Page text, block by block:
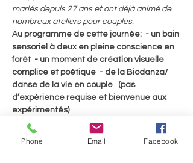
mariés depuis 27 ans et ont déjà animé de
nombreux ateliers pour couples.
Au programme de cette journée:  - un bain
sensoriel à deux en pleine conscience en
forêt  - un moment de création visuelle
complice et poétique  - de la Biodanza/
danse de la vie en couple   (pas
d’expérience requise et bienvenue aux
expérimentés)
Une belle occasion pour vous relier de
manière nouvelle  et faire rimer rire et
Phone Email Facebook